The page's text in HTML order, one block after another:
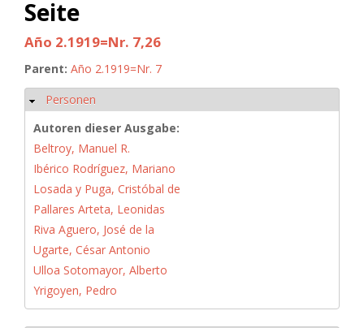
Seite
Año 2.1919=Nr. 7,26
Parent: Año 2.1919=Nr. 7
Hide
Personen
Autoren dieser Ausgabe:
Beltroy, Manuel R.
Ibérico Rodríguez, Mariano
Losada y Puga, Cristóbal de
Pallares Arteta, Leonidas
Riva Aguero, José de la
Ugarte, César Antonio
Ulloa Sotomayor, Alberto
Yrigoyen, Pedro